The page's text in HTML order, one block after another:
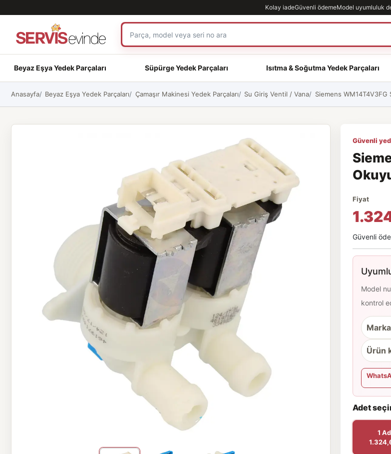
Kolay iadeGüvenli ödemeModel uyumluluk
Beyaz Eşya Yedek Parçaları Süpürge Yedek Parçaları Isıtma & Soğutma Yedek Parçaları
Anasayfa Beyaz Eşya Yedek Parçaları Çamaşır Makinesi Yedek Parçaları Su Giriş Ventil / Vana Siemens
Güvenli
Fiyat
Güvenli
Model
kontrol
Ürün
Adet
1